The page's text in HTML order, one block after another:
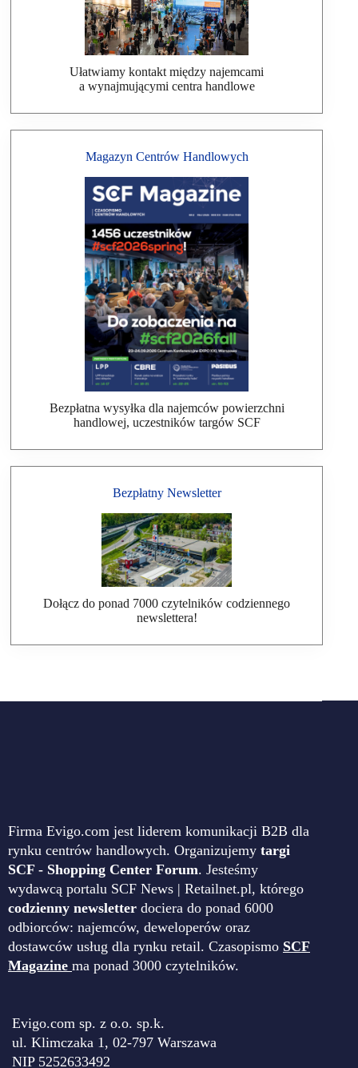
Ułatwiamy kontakt między najemcami
a wynajmującymi centra handlowe
Magazyn Centrów Handlowych
Bezpłatna wysyłka dla najemców powierzchni
handlowej, uczestników targów SCF
Bezpłatny Newsletter
Dołącz do ponad 7000 czytelników codziennego
newslettera!
Firma Evigo.com jest liderem komunikacji B2B dla
rynku centrów handlowych. Organizujemy targi
SCF - Shopping Center Forum. Jesteśmy
wydawcą portalu SCF News | Retailnet.pl, którego
codzienny newsletter dociera do ponad 6000
odbiorców: najemców, deweloperów oraz
dostawców usług dla rynku retail. Czasopismo SCF
Magazine ma ponad 3000 czytelników.
Evigo.com sp. z o.o. sp.k.
ul. Klimczaka 1, 02-797 Warszawa
NIP 5252633492